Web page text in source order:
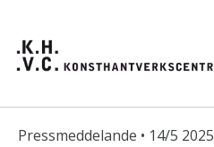
Pressmeddelande • 14/5 2025